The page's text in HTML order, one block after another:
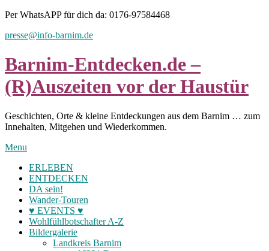
Skip
content
Per WhatsAPP für dich da: 0176-97584468
presse@info-barnim.de
Barnim-Entdecken.de –
(R)Auszeiten vor der Haustür
Geschichten, Orte & kleine Entdeckungen aus dem Barnim … zum
Innehalten, Mitgehen und Wiederkommen.
Menu
ERLEBEN
ENTDECKEN
DA sein!
Wander-Touren
♥ EVENTS ♥
Wohlfühlbotschafter A-Z
Bildergalerie
Landkreis Barnim